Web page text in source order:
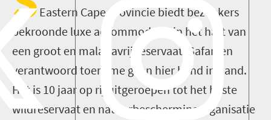
Eastern Cape provincie biedt bezoekers
bekroonde luxe accommodatie in het hart van
een groot en malariavrij reservaat. Safari en
verantwoord toerisme gaan hier hand in hand.
Het is 10 jaar op rij uitgeroepen tot het beste
wildreservaat en natuurbeschermingorganisatie